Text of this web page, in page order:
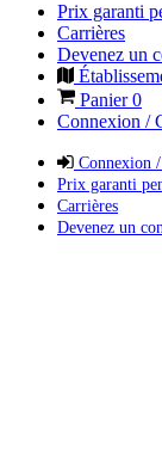
Prix garanti
Carrières
Devenez un
Panier0
Connexion /
Connexion
Prix garanti
Carrières
Devenez un